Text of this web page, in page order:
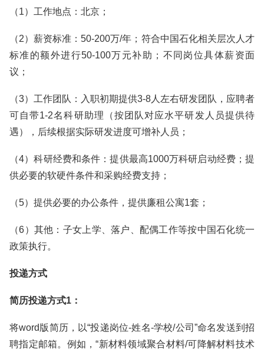
（1）工作地点：北京；
（2）薪资标准：50-200万/年；符合中国石化相关层次人才
标准的额外进行50-100万元补助；不同岗位具体薪资面
议；
（3）工作团队：入职初期提供3-8人左右研发团队，应聘者
可自带1-2名科研助理（按团队对应水平研发人员提供待
遇），后续根据实际研发进度可增补人员；
（4）科研经费和条件：提供最高1000万科研启动经费；提
供必要的软硬件条件和采购经费支持；
（5）提供必要的办公条件，提供廉租公寓1套；
（6）其他：子女上学、落户、配偶工作等按中国石化统一
政策执行。
投递方式
简历投递方式1：
将word版简历，以“投递岗位-姓名-学校/公司”命名发送到招
聘指定邮箱。例如，“新材料领域聚合材料/可降解材料技术